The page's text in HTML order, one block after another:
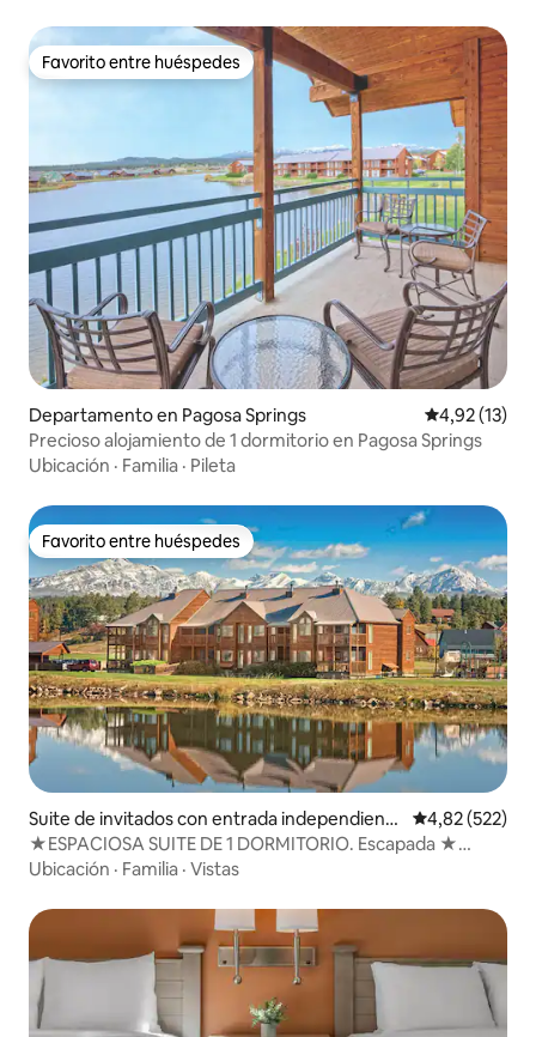
Favorito entre huéspedes
Favorito entre huéspedes
Departamento en Pagosa Springs Calificación
4,92 (13)
Precioso alojamiento de 1 dormitorio en Pagosa Springs
Ubicación · Familia · Pileta
Favorito entre huéspedes
Favorito entre huéspedes
Suite de invitados con entrada independiente
en Pagosa Springs
Calificación
4,82 (522)
★ESPACIOSA SUITE DE 1 DORMITORIO. Escapada ★
panorámica a Pagosa.★
Ubicación · Familia · Vistas